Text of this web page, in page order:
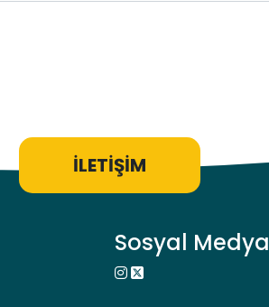
İLETİŞİM
Sosyal Medya